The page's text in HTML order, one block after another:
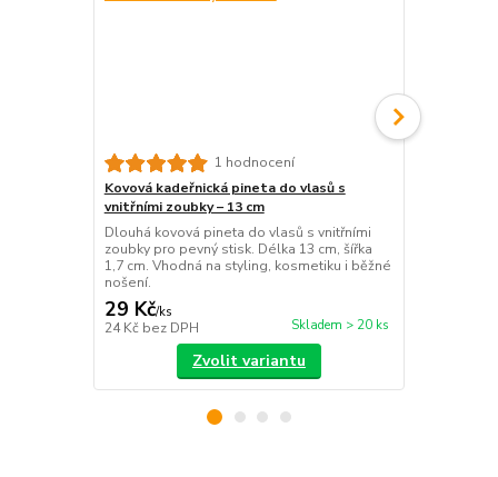
1 hodnocení
Kovová kadeřnická pineta do vlasů s
vnitřními zoubky – 13 cm
Dlouhá kovová pineta do vlasů s vnitřními
zoubky pro pevný stisk. Délka 13 cm, šířka
1,7 cm. Vhodná na styling, kosmetiku i běžné
nošení.
29 Kč/ks
24 Kč bez DPH Skladem > 20 ks
Zvolit variantu